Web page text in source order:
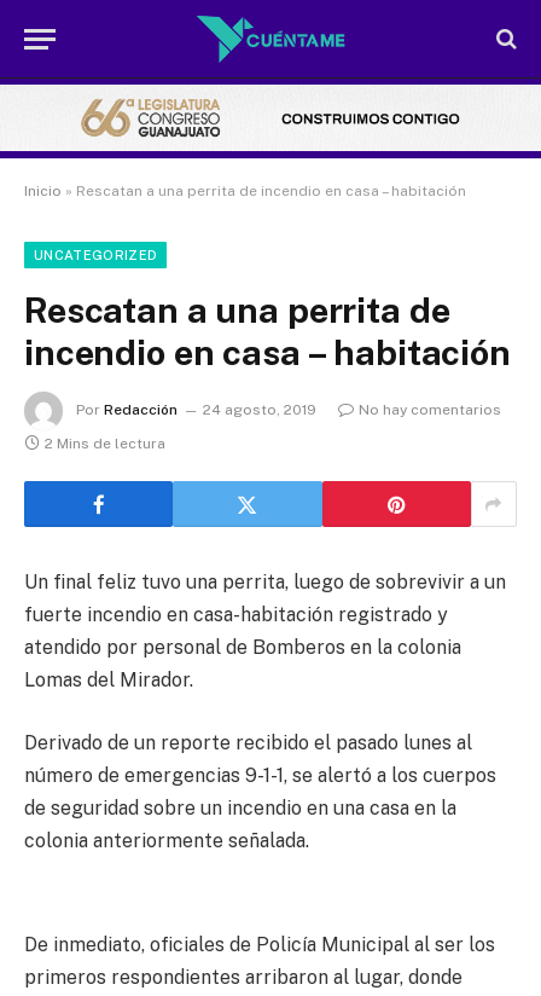
Inicio » Rescatan a una perrita de incendio en casa – habitación
UNCATEGORIZED
Rescatan a una perrita de
incendio en casa – habitación
Por Redacción 24 agosto, 2019
No hay comentarios
2 Mins de lectura
Un final feliz tuvo una perrita, luego de sobrevivir a un
fuerte incendio en casa-habitación registrado y
atendido por personal de Bomberos en la colonia
Lomas del Mirador.
Derivado de un reporte recibido el pasado lunes al
número de emergencias 9-1-1, se alertó a los cuerpos
de seguridad sobre un incendio en una casa en la
colonia anteriormente señalada.
De inmediato, oficiales de Policía Municipal al ser los
primeros respondientes arribaron al lugar, donde